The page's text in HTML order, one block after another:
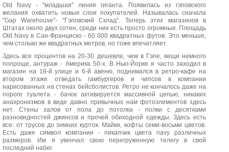
Old Navy - "младшая" линия гиганта. Появилась из гэповского
желания охватить новые слои покупателей. Называлась сначала
"Gap Warehouse"- "Гэповский Склад". Теперь этих магазинов в
Штатах около двух сотен, среди них есть просто огромные. Площадь
Old Navy в Сан-Франциско - 60 000 квадратных футов. Это меньше,
чем столько же квадратных метров, но тоже впечатляет.
Здесь все процентов на 20-30 дешевле, чем в Гэпе, вещи немного
попроще, антураж - Америка 50-х. В Нью-Йорке я часто заходил в
магазин на 18-й улице и 6-й авеню, поднимался в ретро-кафе на
втором этаже отведать гамбургеров и чипсов в компании
нарисованных на стенах бейсболистов. Ретро не кончалось даже на
пороге туалета - бачок активируется массивной цепью, никаких
анахронизмов в виде давно привычных нам фотоэлементов здесь
нет. Стены залов от пола до потолка - полки с десятками
разновидностей джинсов и прочей обиходной одежды. Здесь есть
все: от трусов до зимних курток. Майки, кофты семи-восьми цветов.
Есть даже символ компании - пикапчик цвета navy различных
размеров. Им я увенчал свою перегруженную телегу в свой
последний набег.